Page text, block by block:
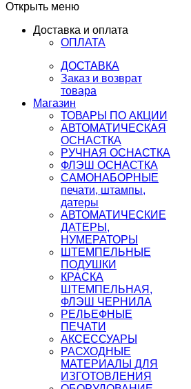
Открыть меню
Доставка и оплата
ОПЛАТА
ДОСТАВКА
Заказ и возврат
товара
Магазин
ТОВАРЫ ПО АКЦИИ
АВТОМАТИЧЕСКАЯ
ОСНАСТКА
РУЧНАЯ ОСНАСТКА
ФЛЭШ ОСНАСТКА
САМОНАБОРНЫЕ
печати, штампы,
датеры
АВТОМАТИЧЕСКИЕ
ДАТЕРЫ,
НУМЕРАТОРЫ
ШТЕМПЕЛЬНЫЕ
ПОДУШКИ
КРАСКА
ШТЕМПЕЛЬНАЯ,
ФЛЭШ ЧЕРНИЛА
РЕЛЬЕФНЫЕ
ПЕЧАТИ
АКСЕССУАРЫ
РАСХОДНЫЕ
МАТЕРИАЛЫ ДЛЯ
ИЗГОТОВЛЕНИЯ